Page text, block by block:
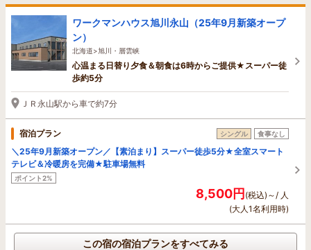
ワークマンハウス旭川永山（25年9月新築オープ
ン）
北海道>旭川・層雲峡
心温まる日替り夕食＆朝食は6時からご提供★スーパー徒
歩約5分
ＪＲ永山駅から車で約7分
宿泊プラン シングル 食事なし
＼25年9月新築オープン／【素泊まり】スーパー徒歩5分★全室スマート
テレビ＆冷暖房を完備★駐車場無料
ポイント2%
8,500円(税込)～/ 人
(大人1名利用時)
この宿の宿泊プランをすべてみる